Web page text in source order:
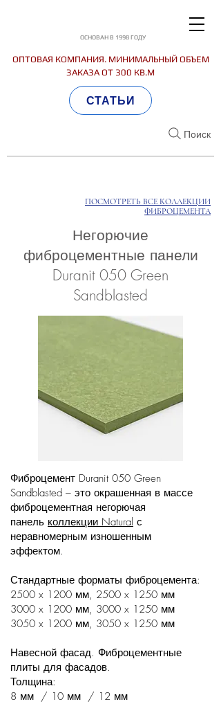
ОСНОВАН В 1998 ГОДУ
ОПТОВАЯ КОМПАНИЯ. МИНИМАЛЬНЫЙ ОБЪЕМ
ЗАКАЗА ОТ 300 КВ.М
Поиск
СТАТЬИ
ПОСМОТРЕТЬ ВСЕ КОЛЛЕКЦИИ
ФИБРОЦЕМЕНТА
Негорючие
фиброцементные панели
Duranit 050 Green
Sandblasted
Фиброцемент Duranit 050 Green
Sandblasted – это окрашенная в массе
фиброцементная негорючая
панель коллекции Natural с
неравномерным изношенным
эффектом.
Стандартные форматы фиброцемента:
2500 x 1200 мм, 2500 x 1250 мм
3000 x 1200 мм, 3000 x 1250 мм
3050 x 1200 мм, 3050 x 1250 мм
Навесной фасад. Фиброцементные
плиты для фасадов.
Толщина:
8 мм / 10 мм / 12 мм